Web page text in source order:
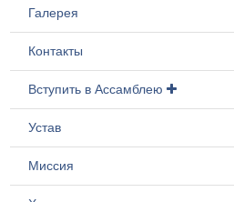
Галерея
Контакты
Вступить в Ассамблею
Устав
Миссия